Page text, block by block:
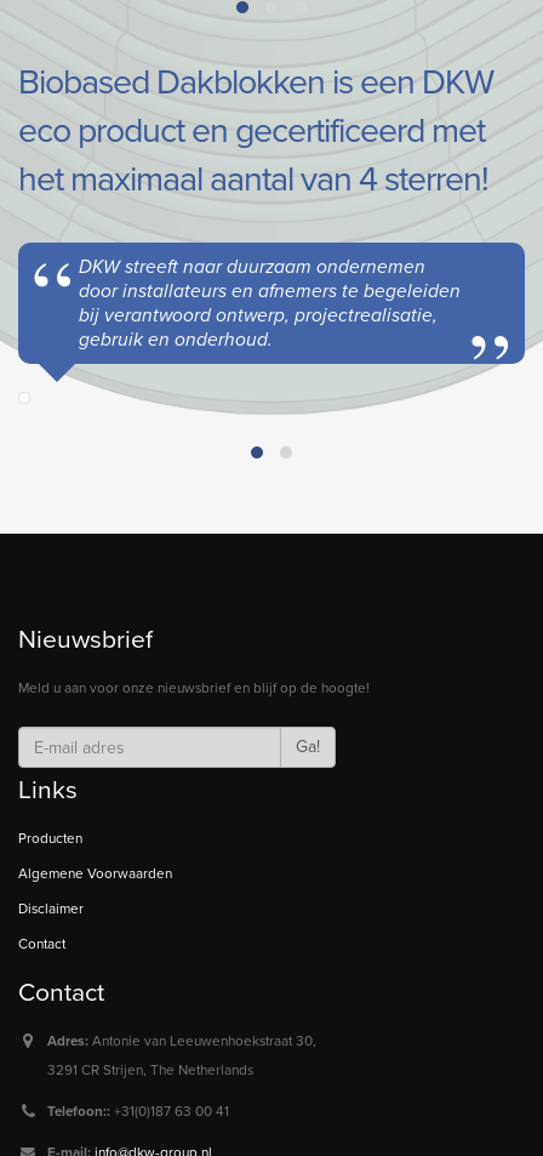
Biobased Dakblokken is een DKW
eco product en gecertificeerd met
het maximaal aantal van 4 sterren!
DKW streeft naar duurzaam ondernemen
door installateurs en afnemers te begeleiden
bij verantwoord ontwerp, projectrealisatie,
gebruik en onderhoud.
Nieuwsbrief
Meld u aan voor onze nieuwsbrief en blijf op de hoogte!
Ga!
Links
Producten
Algemene Voorwaarden
Disclaimer
Contact
Contact
Adres: Antonie van Leeuwenhoekstraat 30,
3291 CR Strijen, The Netherlands
Telefoon:: +31(0)187 63 00 41
E-mail: info@dkw-group.nl